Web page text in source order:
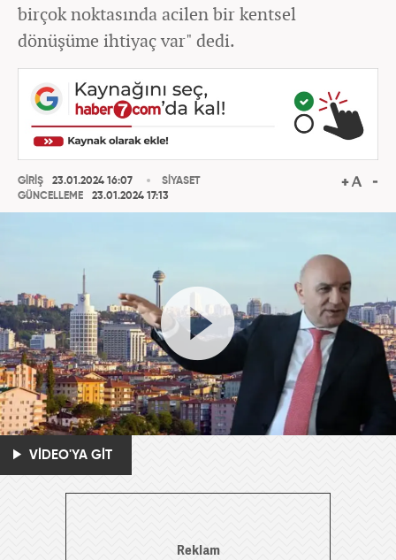
birçok noktasında acilen bir kentsel
dönüşüme ihtiyaç var" dedi.
GİRİŞ
23.01.2024 16:07
GÜNCELLEME
23.01.2024 17:13
SİYASET
VİDEO'YA GİT